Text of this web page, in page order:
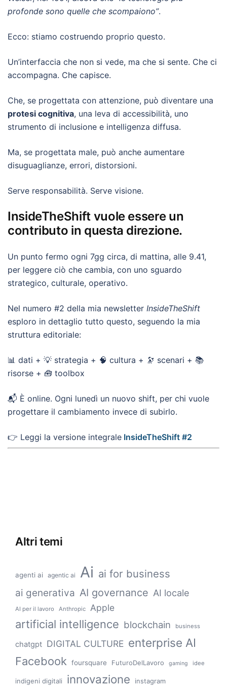
profonde sono quelle che scompaiono”.
Ecco: stiamo costruendo proprio questo.
Un’interfaccia che non si vede, ma che si sente. Che ci
accompagna. Che capisce.
Che, se progettata con attenzione, può diventare una
protesi cognitiva, una leva di accessibilità, uno
strumento di inclusione e intelligenza diffusa.
Ma, se progettata male, può anche aumentare
disuguaglianze, errori, distorsioni.
Serve responsabilità. Serve visione.
InsideTheShift vuole essere un
contributo in questa direzione.
Un punto fermo ogni 7gg circa, di mattina, alle 9.41,
per leggere ciò che cambia, con uno sguardo
strategico, culturale, operativo.
Nel numero #2 della mia newsletter InsideTheShift
esploro in dettaglio tutto questo, seguendo la mia
struttura editoriale:
📊 dati + 💡 strategia + 🧠 cultura + 🔭 scenari + 📚
risorse + 🧰 toolbox
📬 È online. Ogni lunedì un nuovo shift, per chi vuole
progettare il cambiamento invece di subirlo.
👉 Leggi la versione integrale InsideTheShift #2
Altri temi
agenti ai agentic ai Ai ai for business
ai generativa AI governance AI locale
AI per il lavoro Anthropic Apple
artificial intelligence blockchain business
chatgpt DIGITAL CULTURE enterprise AI
Facebook foursquare FuturoDelLavoro gaming idee
indigeni digitali innovazione instagram